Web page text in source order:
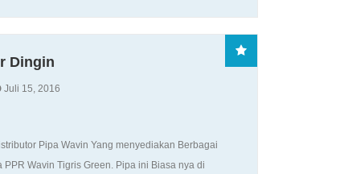
Dingin
Juli 15, 2016
Pipa Wavin Yang menyediakan Berbagai
Wavin Tigris Green. Pipa ini Biasa nya di